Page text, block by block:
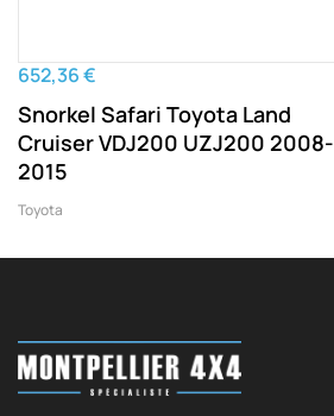
652,36 €
Snorkel Safari Toyota Land
Cruiser VDJ200 UZJ200 2008-
2015
Toyota